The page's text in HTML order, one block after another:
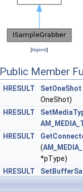
[legend]
Public Member
HRESULT SetOneShot
OneShot)
HRESULT
HRESULT
(
*pType)
HRESULT